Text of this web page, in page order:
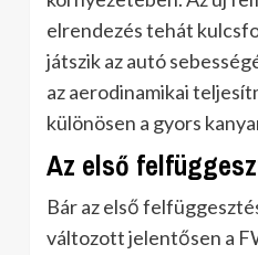
elrendezés tehát
játszik az autó
az aerodinamikai
különösen a gyors
Az első
Bár az első
változott jelentősen a